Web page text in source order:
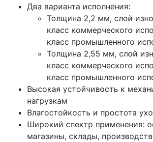
Два варианта исполнения:
Толщина 2,2 мм, слой
класс коммерческого
класс промышленного
Толщина 2,55 мм, слой
класс коммерческого
класс промышленного
Высокая устойчивость к
нагрузкам
Влагостойкость и простота
Широкий спектр применения:
магазины, склады,